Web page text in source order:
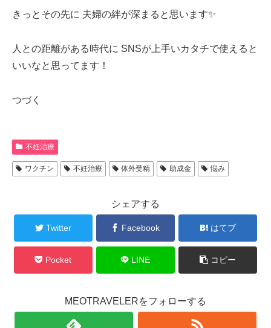
きっとその先に 夫婦の絆が深まると思います✨
人との距離がある時代に SNSが上手いカタチで使えると
いいなと思ってます！
つづく
不妊治療
ワクチン 不妊治療 体外受精 助成金 悩み
シェアする
Twitter Facebook はてブ
Pocket LINE コピー
MEOTRAVELERをフォローする